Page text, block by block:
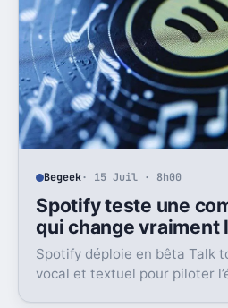
Begeek· 15 Juil · 8h00
Spotify teste une
qui change vraiment
Spotify déploie en bêta Talk
vocal et textuel pour piloter